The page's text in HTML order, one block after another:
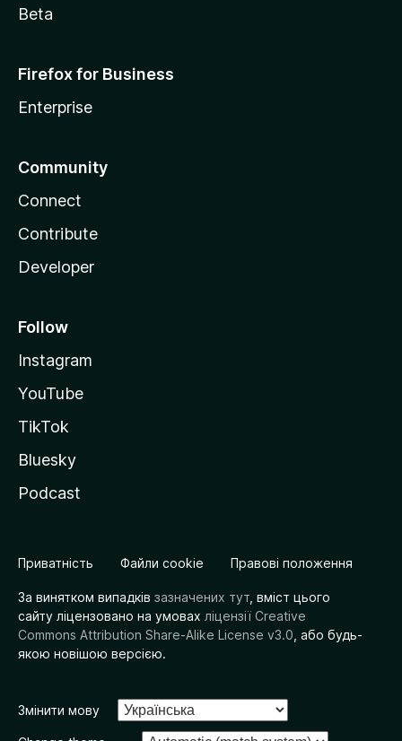
Beta
Firefox for Business
Enterprise
Community
Connect
Contribute
Developer
Follow
Instagram
YouTube
TikTok
Bluesky
Podcast
Приватність Файли cookie Правові положення
За винятком випадків зазначених тут , вміст цього
сайту ліцензовано на умовах ліцензії Creative
Commons Attribution Share-Alike License v3.0 , або будь-
якою новішою версією.
Змінити мову